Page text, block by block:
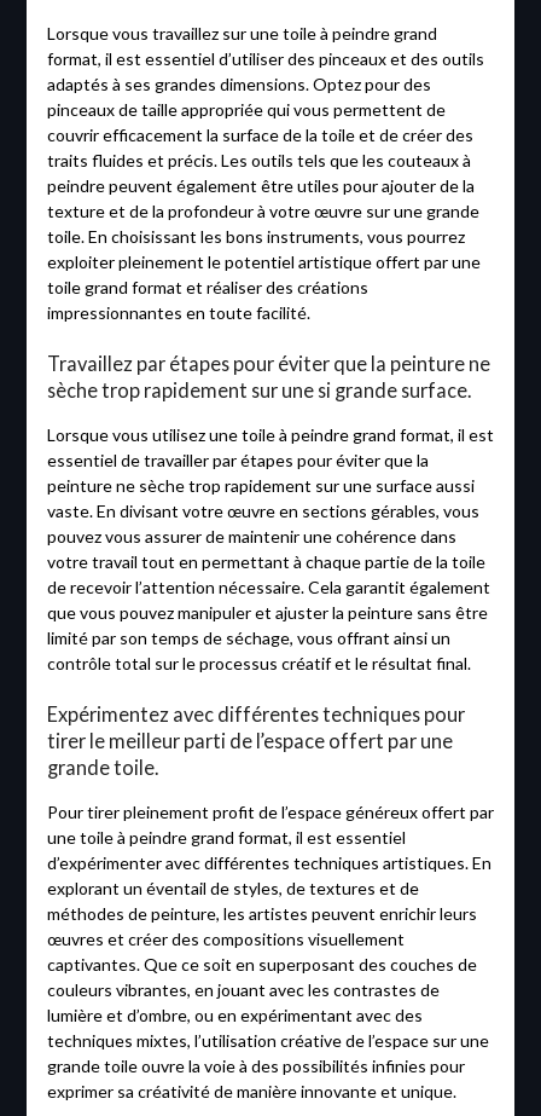
Lorsque vous travaillez sur une toile à peindre grand
format, il est essentiel d’utiliser des pinceaux et des outils
adaptés à ses grandes dimensions. Optez pour des
pinceaux de taille appropriée qui vous permettent de
couvrir efficacement la surface de la toile et de créer des
traits fluides et précis. Les outils tels que les couteaux à
peindre peuvent également être utiles pour ajouter de la
texture et de la profondeur à votre œuvre sur une grande
toile. En choisissant les bons instruments, vous pourrez
exploiter pleinement le potentiel artistique offert par une
toile grand format et réaliser des créations
impressionnantes en toute facilité.
Travaillez par étapes pour éviter que la peinture ne
sèche trop rapidement sur une si grande surface.
Lorsque vous utilisez une toile à peindre grand format, il est
essentiel de travailler par étapes pour éviter que la
peinture ne sèche trop rapidement sur une surface aussi
vaste. En divisant votre œuvre en sections gérables, vous
pouvez vous assurer de maintenir une cohérence dans
votre travail tout en permettant à chaque partie de la toile
de recevoir l’attention nécessaire. Cela garantit également
que vous pouvez manipuler et ajuster la peinture sans être
limité par son temps de séchage, vous offrant ainsi un
contrôle total sur le processus créatif et le résultat final.
Expérimentez avec différentes techniques pour
tirer le meilleur parti de l’espace offert par une
grande toile.
Pour tirer pleinement profit de l’espace généreux offert par
une toile à peindre grand format, il est essentiel
d’expérimenter avec différentes techniques artistiques. En
explorant un éventail de styles, de textures et de
méthodes de peinture, les artistes peuvent enrichir leurs
œuvres et créer des compositions visuellement
captivantes. Que ce soit en superposant des couches de
couleurs vibrantes, en jouant avec les contrastes de
lumière et d’ombre, ou en expérimentant avec des
techniques mixtes, l’utilisation créative de l’espace sur une
grande toile ouvre la voie à des possibilités infinies pour
exprimer sa créativité de manière innovante et unique.